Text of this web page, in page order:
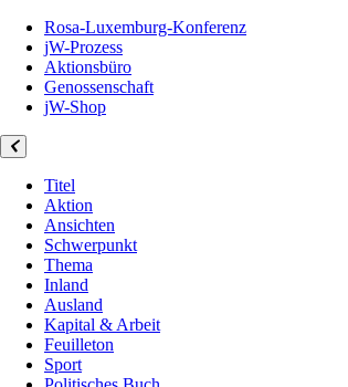
Rosa-Luxemburg-Konferenz
jW-Prozess
Aktionsbüro
Genossenschaft
jW-Shop
Titel
Aktion
Ansichten
Schwerpunkt
Thema
Inland
Ausland
Kapital & Arbeit
Feuilleton
Sport